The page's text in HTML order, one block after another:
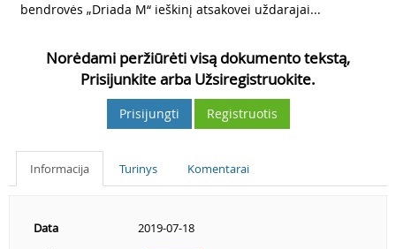
bendrovės „Driada M“ ieškinį atsakovei uždarajai...
Norėdami peržiūrėti visą dokumento tekstą,
Prisijunkite arba Užsiregistruokite.
Prisijungti Registruotis
Informacija Turinys Komentarai
Data
2019-07-18